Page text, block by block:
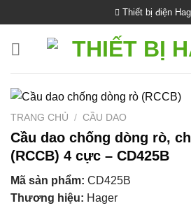
qua
nội
Thiết bị điện
TRANG CHỦ / CẦU DAO
Cầu dao chống dòng rò,
(RCCB) 4 cực – CD425B
Mã sản phẩm: CD425B
Thương hiệu: Hager